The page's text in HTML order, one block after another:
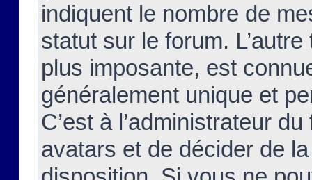
indiquent le nombre de
statut sur le forum.
plus imposante, est
généralement unique et
C’est à l’administrateur
avatars et de décider de